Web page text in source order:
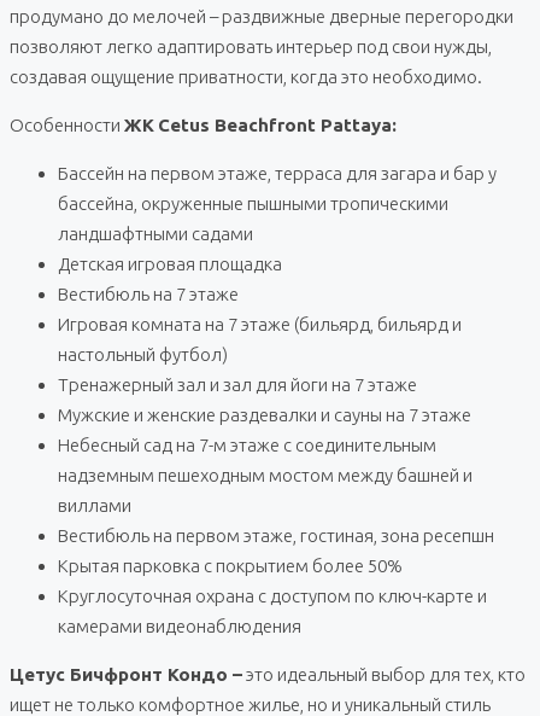
продумано до мелочей – раздвижные дверные перегородки
позволяют легко адаптировать интерьер под свои нужды,
создавая ощущение приватности, когда это необходимо.
Особенности ЖК Cetus Beachfront Pattaya:
Бассейн на первом этаже, терраса для загара и бар у
бассейна, окруженные пышными тропическими
ландшафтными садами
Детская игровая площадка
Вестибюль на 7 этаже
Игровая комната на 7 этаже (бильярд, бильярд и
настольный футбол)
Тренажерный зал и зал для йоги на 7 этаже
Мужские и женские раздевалки и сауны на 7 этаже
Небесный сад на 7-м этаже с соединительным
надземным пешеходным мостом между башней и
виллами
Вестибюль на первом этаже, гостиная, зона ресепшн
Крытая парковка с покрытием более 50%
Круглосуточная охрана с доступом по ключ-карте и
камерами видеонаблюдения
Цетус Бичфронт Кондо –это идеальный выбор для тех, кто
ищет не только комфортное жилье, но и уникальный стиль